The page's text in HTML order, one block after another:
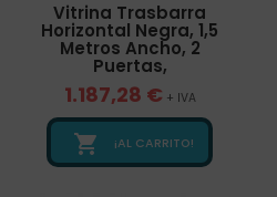
Vitrina Trasbarra
Horizontal Negra, 1,5
Metros Ancho, 2
Puertas,
1.187,28 € + IVA
 ¡AL CARRITO!